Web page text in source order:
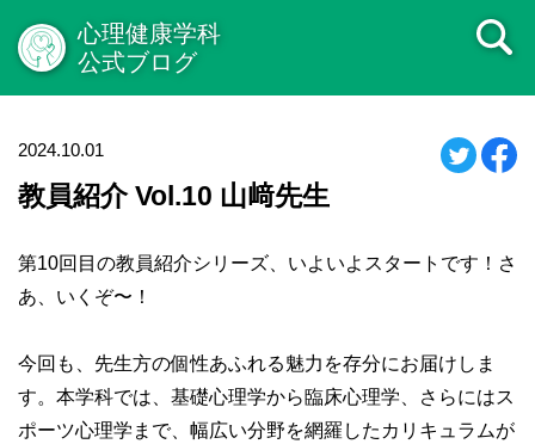
心理健康学科
公式ブログ
2024.10.01
教員紹介 Vol.10 山﨑先生
第10回目の教員紹介シリーズ、いよいよスタートです！さ
あ、いくぞ〜！
今回も、先生方の個性あふれる魅力を存分にお届けしま
す。本学科では、基礎心理学から臨床心理学、さらにはス
ポーツ心理学まで、幅広い分野を網羅したカリキュラムが